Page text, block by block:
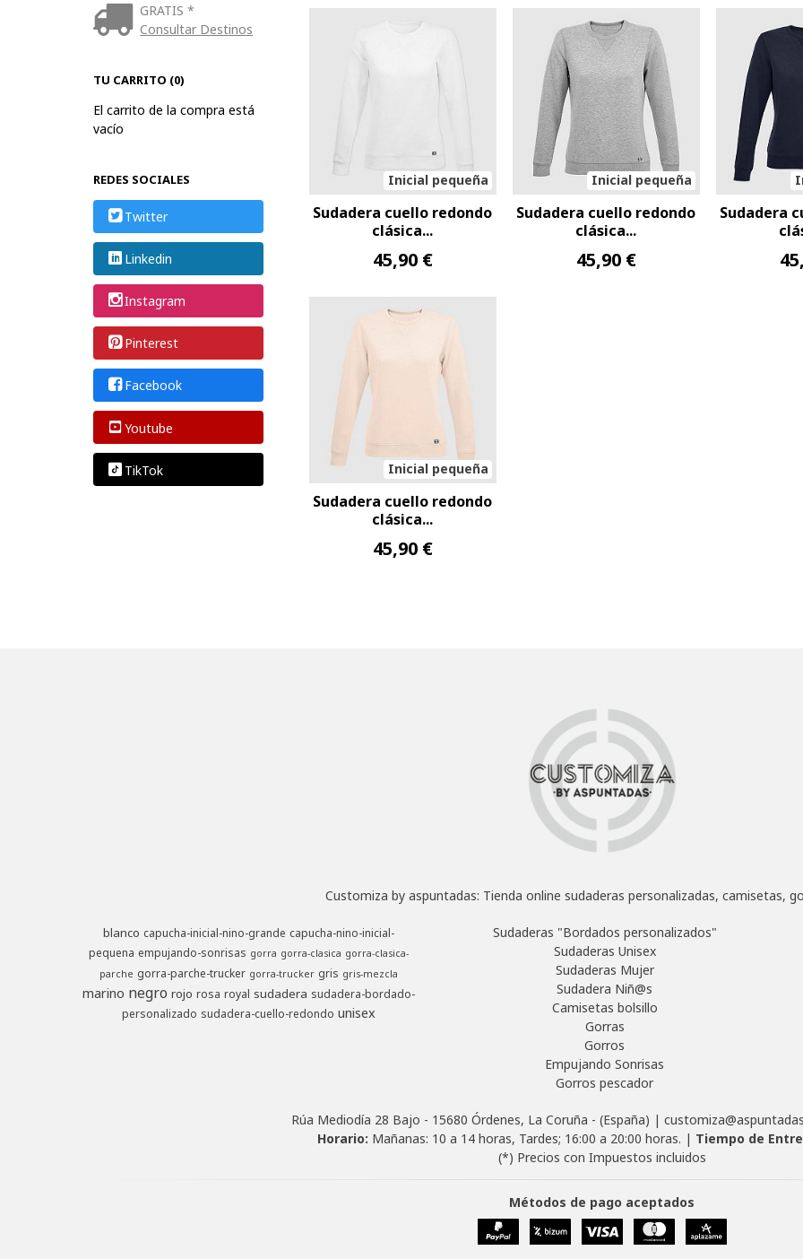
GRATIS *
Consultar Destinos
TU CARRITO (0)
El carrito de la compra está
vacío
REDES SOCIALES
Twitter
Linkedin
Instagram
Pinterest
Facebook
Youtube
TikTok
Inicial pequeña
Sudadera cuello redondo
clásica...
45,90 €
Inicial pequeña
Sudadera cuello redondo
clásica...
45,90 €
Sudadera
Inicial pequeña
Sudadera cuello redondo
clásica...
45,90 €
Customiza by aspuntadas: Tienda online sudaderas personalizadas, camisetas,
blanco capucha-inicial-nino-grande capucha-nino-inicial-
pequena empujando-sonrisas gorra gorra-clasica gorra-clasica-
parche gorra-parche-trucker gorra-trucker gris gris-mezcla
marino negro rojo rosa royal sudadera sudadera-bordado-
personalizado sudadera-cuello-redondo unisex
Sudaderas "Bordados personalizados"
Sudaderas Unisex
Sudaderas Mujer
Sudadera Niñ@s
Camisetas bolsillo
Gorras
Gorros
Empujando Sonrisas
Gorros pescador
Rúa Mediodía 28 Bajo - 15680 Órdenes, La Coruña - (España) |
Horario: Mañanas: 10 a 14 horas, Tardes; 16:00 a 20:00 horas. | Tiempo de
(*) Precios con Impuestos incluidos
Métodos de pago aceptados